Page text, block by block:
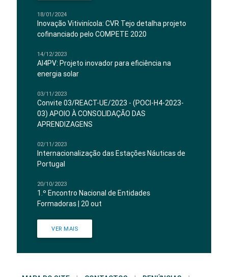
18/01/2024
Inovação Vitivinícola: CVR Tejo detalha projeto
cofinanciado pelo COMPETE 2020
14/12/2023
AI4PV: Projeto inovador para eficiência na
energia solar
03/11/2023
Convite 03/REACT-UE/2023 - (POCI-H4-2023-
03) APOIO À CONSOLIDAÇÃO DAS
APRENDIZAGENS
02/11/2023
Internacionalização das Estações Náuticas de
Portugal
20/10/2023
1.º Encontro Nacional de Entidades
Formadoras | 20 out
VER MAIS